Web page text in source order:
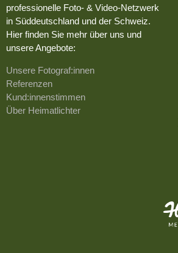
professionelle Foto- & Video-Netzwerk
in Süddeutschland und der Schweiz.
Hier finden Sie mehr über uns und
unsere Angebote:
Unsere Fotograf:innen
Referenzen
Kund:innenstimmen
Über Heimatlichter